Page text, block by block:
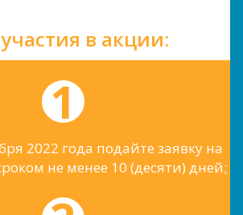
в акции:
2022 года подайте заявку на
не менее 10 (десяти) дней;